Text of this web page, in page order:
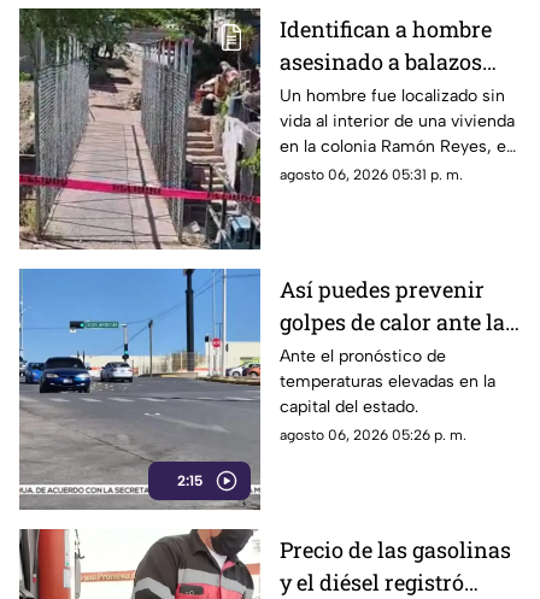
Identifican a hombre
asesinado a balazos
dentro de una vivienda
en la colonia Ramón
Reyes
Un hombre fue localizado sin
vida al interior de una vivienda
en la colonia Ramón Reyes, en
la ciudad de Chihuahua, luego
agosto 06, 2026 05:31 p. m.
2:15
Así puedes prevenir
golpes de calor ante las
altas temperaturas en
Chihuahua
Ante el pronóstico de
temperaturas elevadas en la
capital del estado.
agosto 06, 2026 05:26 p. m.
Precio de las gasolinas
y el diésel registró